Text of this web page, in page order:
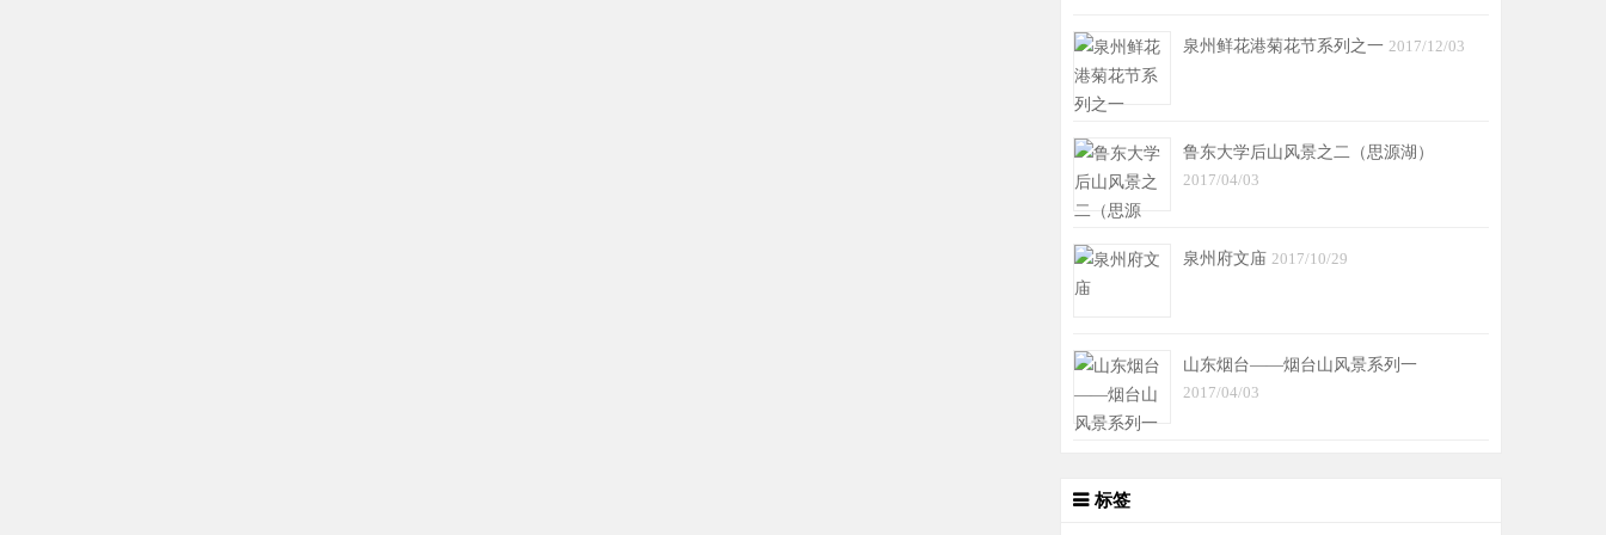
泉州鲜花港菊花节系列之一 2017/12/03
鲁东大学后山风景之二（思源湖）
2017/04/03
泉州府文庙 2017/10/29
山东烟台——烟台山风景系列一
2017/04/03
标签